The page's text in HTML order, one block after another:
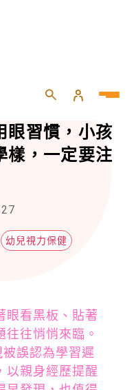
變身護眼
眼習慣，小孩
樣，一定要注
幼兒視力保健
眼看黑板、貼著
往悄悄來臨。
誤認為學習遲
以親身經歷提醒